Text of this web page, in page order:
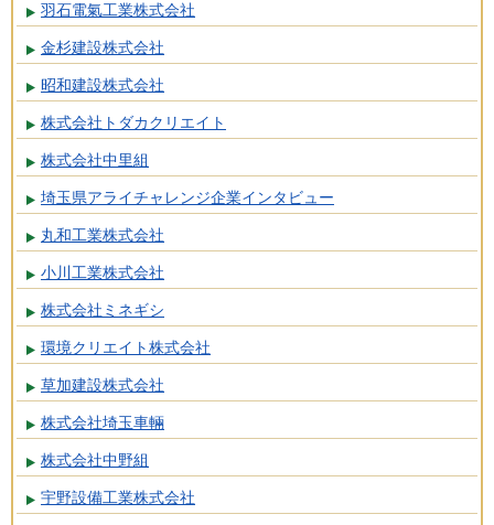
羽石電氣工業株式会社
金杉建設株式会社
昭和建設株式会社
株式会社トダカクリエイト
株式会社中里組
埼玉県アライチャレンジ企業インタビュー
丸和工業株式会社
小川工業株式会社
株式会社ミネギシ
環境クリエイト株式会社
草加建設株式会社
株式会社埼玉車輛
株式会社中野組
宇野設備工業株式会社